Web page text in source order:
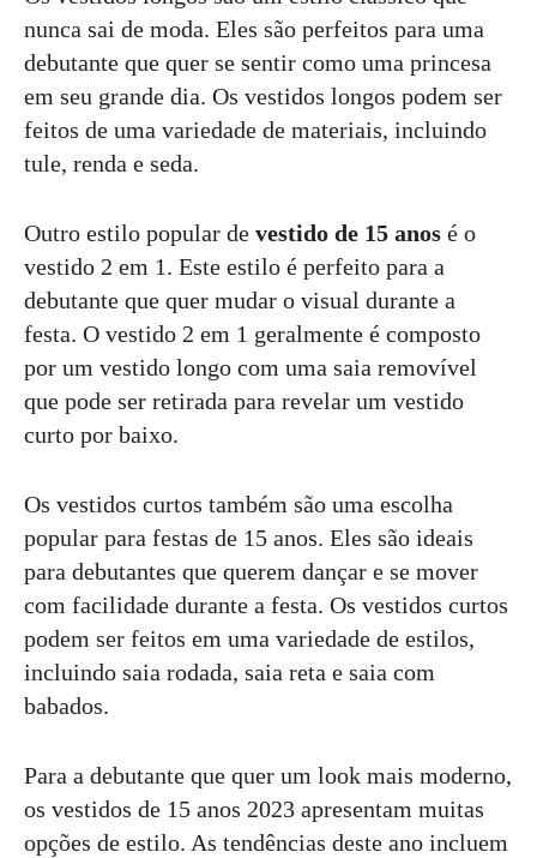
nunca sai de moda. Eles são perfeitos para uma
debutante que quer se sentir como uma princesa
em seu grande dia. Os vestidos longos podem ser
feitos de uma variedade de materiais, incluindo
tule, renda e seda.
Outro estilo popular de vestido de 15 anos é o
vestido 2 em 1. Este estilo é perfeito para a
debutante que quer mudar o visual durante a
festa. O vestido 2 em 1 geralmente é composto
por um vestido longo com uma saia removível
que pode ser retirada para revelar um vestido
curto por baixo.
Os vestidos curtos também são uma escolha
popular para festas de 15 anos. Eles são ideais
para debutantes que querem dançar e se mover
com facilidade durante a festa. Os vestidos curtos
podem ser feitos em uma variedade de estilos,
incluindo saia rodada, saia reta e saia com
babados.
Para a debutante que quer um look mais moderno,
os vestidos de 15 anos 2023 apresentam muitas
opções de estilo. As tendências deste ano incluem